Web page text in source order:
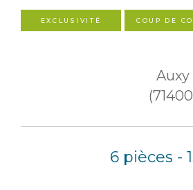
EXCLUSIVITÉ COUP DE
Auxy
6 pièces -